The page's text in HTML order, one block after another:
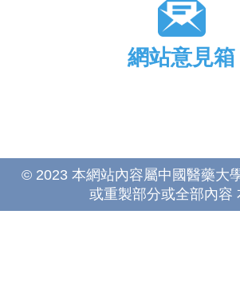
網站意見箱
© 2023 本網站內容屬中國醫藥大
或重製部分或全部內容